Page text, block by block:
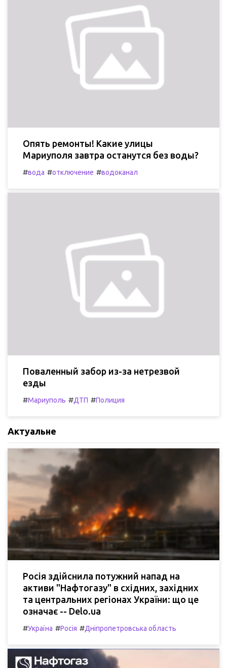
Опять ремонты! Какие улицы
Мариуполя завтра останутся без воды?
#вода #отключение #водоканал
Поваленный забор из-за нетрезвой
езды
#Мариуполь #ДТП #Полиция
Актуальне
Росія здійснила потужний напад на
активи "Нафтогазу" в східних, західних
та центральних регіонах України: що це
означає -- Delo.ua
#Україна #Росія #Дніпропетровська область